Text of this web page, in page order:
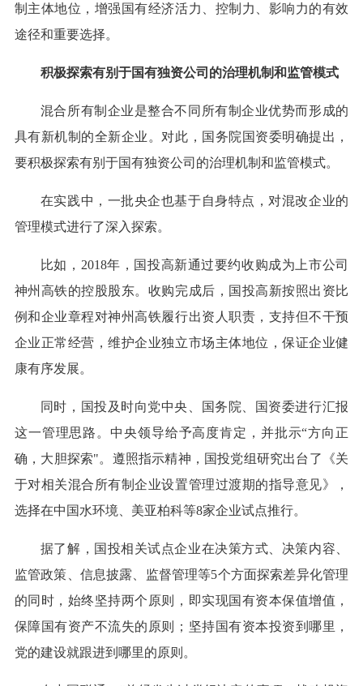
制主体地位，增强国有经济活力、控制力、影响力的有效
途径和重要选择。
积极探索有别于国有独资公司的治理机制和监管模式
混合所有制企业是整合不同所有制企业优势而形成的
具有新机制的全新企业。对此，国务院国资委明确提出，
要积极探索有别于国有独资公司的治理机制和监管模式。
在实践中，一批央企也基于自身特点，对混改企业的
管理模式进行了深入探索。
比如，2018年，国投高新通过要约收购成为上市公司
神州高铁的控股股东。收购完成后，国投高新按照出资比
例和企业章程对神州高铁履行出资人职责，支持但不干预
企业正常经营，维护企业独立市场主体地位，保证企业健
康有序发展。
同时，国投及时向党中央、国务院、国资委进行汇报
这一管理思路。中央领导给予高度肯定，并批示“方向正
确，大胆探索"。遵照指示精神，国投党组研究出台了《关
于对相关混合所有制企业设置管理过渡期的指导意见》，
选择在中国水环境、美亚柏科等8家企业试点推行。
据了解，国投相关试点企业在决策方式、决策内容、
监管政策、信息披露、监督管理等5个方面探索差异化管理
的同时，始终坚持两个原则，即实现国有资本保值增值，
保障国有资产不流失的原则；坚持国有资本投资到哪里，
党的建设就跟进到哪里的原则。